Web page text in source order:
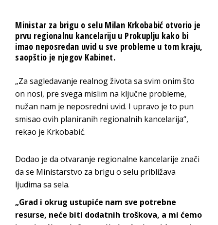
Ministar za brigu o selu Milan Krkobabić otvorio je
prvu regionalnu kancelariju u Prokuplju kako bi
imao neposredan uvid u sve probleme u tom kraju,
saopštio je njegov Kabinet.
„Za sagledavanje realnog života sa svim onim što
on nosi, pre svega mislim na ključne probleme,
nužan nam je neposredni uvid. I upravo je to pun
smisao ovih planiranih regionalnih kancelarija“,
rekao je Krkobabić.
Dodao je da otvaranje regionalne kancelarije znači
da se Ministarstvo za brigu o selu približava
ljudima sa sela.
„Grad i okrug ustupiće nam sve potrebne
resurse, neće biti dodatnih troškova, a mi ćemo